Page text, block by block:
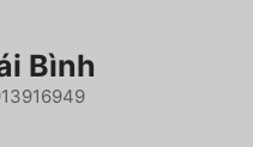
Bình